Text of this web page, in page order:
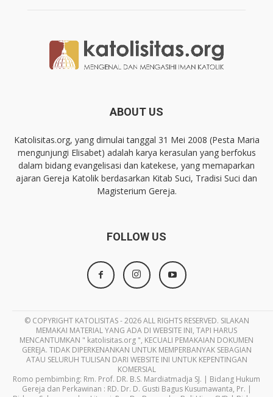
ABOUT US
Katolisitas.org, yang dimulai tanggal 31 Mei 2008 (Pesta Maria
mengunjungi Elisabet) adalah karya kerasulan yang berfokus
dalam bidang evangelisasi dan katekese, yang memaparkan
ajaran Gereja Katolik berdasarkan Kitab Suci, Tradisi Suci dan
Magisterium Gereja.
FOLLOW US
© COPYRIGHT KATOLISITAS - 2026 ALL RIGHTS RESERVED. SILAKAN
MEMAKAI MATERIAL YANG ADA DI WEBSITE INI, TAPI HARUS
MENCANTUMKAN " katolisitas.org ", KECUALI PEMAKAIAN DOKUMEN
GEREJA. TIDAK DIPERKENANKAN UNTUK MEMPERBANYAK SEBAGIAN
ATAU SELURUH TULISAN DARI WEBSITE INI UNTUK KEPENTINGAN
KOMERSIAL
Romo pembimbing: Rm. Prof. DR. B.S. Mardiatmadja SJ. | Bidang Hukum
Gereja dan Perkawinan : RD. Dr. D. Gusti Bagus Kusumawanta, Pr. |